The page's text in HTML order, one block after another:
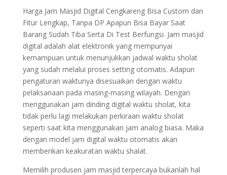
Harga Jam Masjid Digital Cengkareng Bisa Custom dan
Fitur Lengkap, Tanpa DP Apapun Bisa Bayar Saat
Barang Sudah Tiba Serta Di Test Berfungsi. Jam masjid
digital adalah alat elektronik yang mempunyai
kemampuan untuk menunjukkan jadwal waktu sholat
yang sudah melalui proses setting otomatis. Adapun
pengaturan waktunya disesuaikan dengan waktu
pelaksanaan pada masing-masing wilayah. Dengan
menggunakan jam dinding digital waktu sholat, kita
tidak perlu lagi melakukan perkiraan waktu sholat
seperti saat kita menggunakan jam analog biasa. Maka
dengan model jam digital waktu otomatis akan
memberikan keakuratan waktu shalat.
Memilih produsen jam masjid terpercaya bukanlah hal